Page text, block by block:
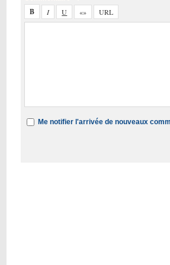
Me notifier l'arrivée de nouveaux